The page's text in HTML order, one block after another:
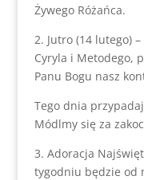
Żywego Różańca.
2. Jutro (14 lutego)
Cyryla i Metodego,
Panu Bogu nasz
Tego dnia
Módlmy się za
3. Adoracja
tygodniu będzie od